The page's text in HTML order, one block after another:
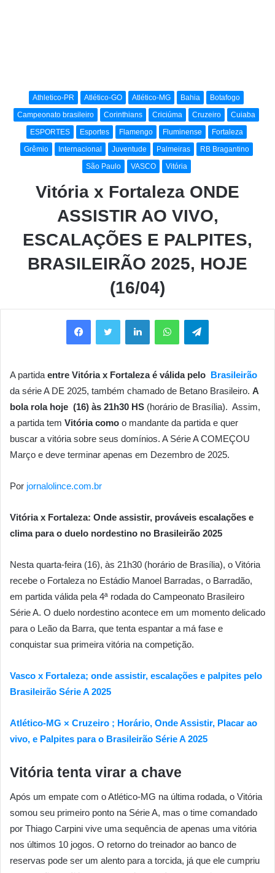
Athletico-PR Atlético-GO Atlético-MG Bahia
Botafogo
Campeonato brasileiro
Corinthians Criciúma Cruzeiro
Cuiaba
ESPORTES
Esportes Flamengo Fluminense
Fortaleza
Grêmio
Internacional Juventude Palmeiras
RB Bragantino
São Paulo
VASCO Vitória
Vitória x Fortaleza ONDE
ASSISTIR AO VIVO,
ESCALAÇÕES E PALPITES,
BRASILEIRÃO 2025, HOJE
(16/04)
FacebookTwitter LinkedinWhatsAppTelegram
A partida entre Vitória x Fortalezaé válida pelo Brasileirão
da série A DE 2025, também chamado de Betano Brasileiro. A
bola rola hoje (16) às 21h30 HS (horário de Brasília). Assim,
a partida tem Vitória como o mandante da partida e quer
buscar a vitória sobre seus domínios. A Série A COMEÇOU
Março e deve terminar apenas em Dezembro de 2025.
Por jornalolince.com.br
Vitória x Fortaleza: Onde assistir, prováveis escalações e
clima para o duelo nordestino no Brasileirão 2025
Nesta quarta-feira (16), às 21h30 (horário de Brasília), o Vitória
recebe o Fortaleza no Estádio Manoel Barradas, o Barradão,
em partida válida pela 4ª rodada do Campeonato Brasileiro
Série A. O duelo nordestino acontece em um momento delicado
para o Leão da Barra, que tenta espantar a má fase e
conquistar sua primeira vitória na competição.
Vasco x Fortaleza; onde assistir, escalações e palpites pelo
Brasileirão Série A 2025
Atlético-MG × Cruzeiro ; Horário, Onde Assistir, Placar ao
vivo, e Palpites para o Brasileirão Série A 2025
Vitória tenta virar a chave
Após um empate com o Atlético-MG na última rodada, o Vitória
somou seu primeiro ponto na Série A, mas o time comandado
por Thiago Carpini vive uma sequência de apenas uma vitória
nos últimos 10 jogos. O retorno do treinador ao banco de
reservas pode ser um alento para a torcida, já que ele cumpriu